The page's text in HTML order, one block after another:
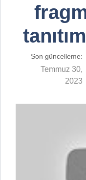
Son güncelleme:
Temmuz 30,
2023